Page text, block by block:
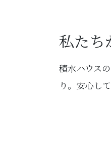
私たち
積水ハウス
り。安心し